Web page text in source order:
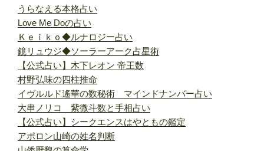
うらなえる本格占い
Love Me Doの占い
Ｋｅｉｋｏ◆ルナロジー占い
鏡リュウジ◆ソーラーアーク占星術
【公式占い】木下レオン 帝王数
村野弘味の四柱推命
イヴルルド遙華の数秘術 マインドナンバー占い
大串ノリコ 紫微斗数と手相占い
【公式占い】シークエンスはやともの鑑定
アポロン山崎の姓名判断